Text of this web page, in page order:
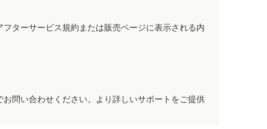
ターサービス規約または販売ページに表示される内
問い合わせください。より詳しいサポートをご提供